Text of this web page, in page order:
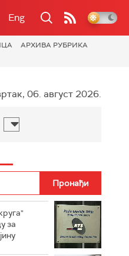
Eng
АРХИВА РУБРИКА
06. август 2026.
за